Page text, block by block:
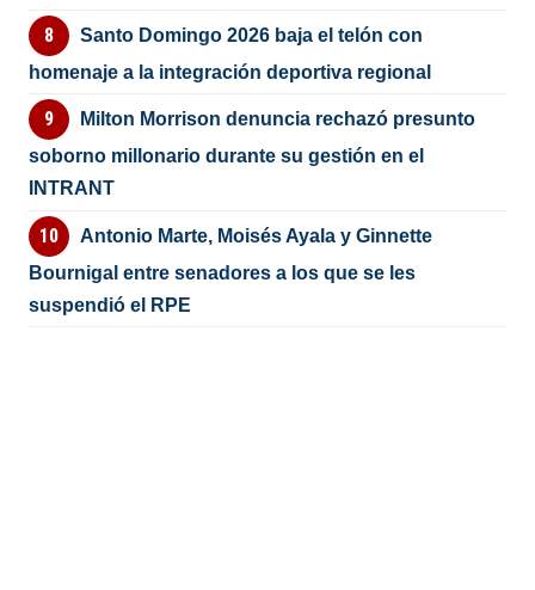
Santo Domingo 2026 baja el telón con
homenaje a la integración deportiva regional
Milton Morrison denuncia rechazó presunto
soborno millonario durante su gestión en el
INTRANT
Antonio Marte, Moisés Ayala y Ginnette
Bournigal entre senadores a los que se les
suspendió el RPE